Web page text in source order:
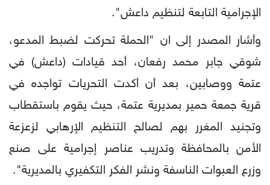
الإجرامية التابعة لتنظيم داعش".
وأشار المصدر إلى ان "الحملة تحركت لضبط المدعو،
شوقي جابر محمد رفعان، أحد قيادات (داعش) في
عتمة ووصابين، بعد أن أكدت التحريات تواجده في
قرية جمعة حمير بمديرية عتمة، حيث يقوم باستقطاب
وتجنيد المغرر بهم لصالح التنظيم الإرهابي لزعزعة
الأمن بالمحافظة وتدريب عناصر إجرامية على صنع
وزرع العبوات الناسفة ونشر الفكر التكفيري بالمديرية".